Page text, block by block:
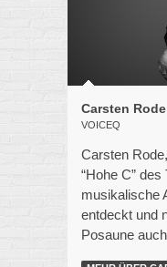
Carsten Rode
VOICEQ
Carsten
“Hohe C”
musikalische
entdeckt und
Posaune